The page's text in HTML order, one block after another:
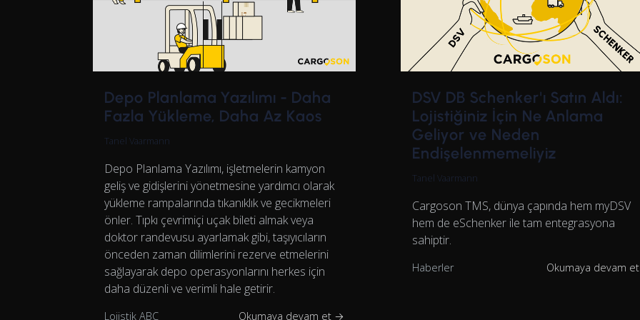
Depo Planlama Yazılımı - Daha
Fazla Yükleme, Daha Az Kaos
Tanel Vaarmann
Depo Planlama Yazılımı, işletmelerin kamyon
geliş ve gidişlerini yönetmesine yardımcı olarak
yükleme rampalarında tıkanıklık ve gecikmeleri
önler. Tıpkı çevrimiçi uçak bileti almak veya
doktor randevusu ayarlamak gibi, taşıyıcıların
önceden zaman dilimlerini rezerve etmelerini
sağlayarak depo operasyonlarını herkes için
daha düzenli ve verimli hale getirir.
Lojistik ABC Okumaya devam et →
DSV DB Schenker'ı Satın Aldı:
Lojistiğiniz İçin Ne Anlama
Geliyor ve Neden
Endişelenmemeliyiz
Tanel Vaarmann
Cargoson TMS, dünya çapında hem myDSV
hem de eSchenker ile tam entegrasyona
sahiptir.
Haberler Okumaya devam